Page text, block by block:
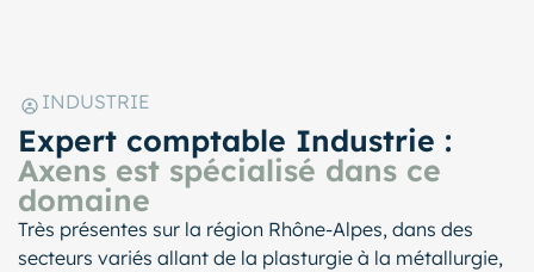
INDUSTRIE
Expert comptable Industrie :
Axens est spécialisé dans ce
domaine
Très présentes sur la région Rhône-Alpes, dans des
secteurs variés allant de la plasturgie à la métallurgie,